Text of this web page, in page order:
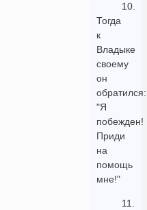
10.
Тогда
к
Владыке
своему
он
обратился:
"Я
побежден!
Приди
на
помощь
мне!"
11.